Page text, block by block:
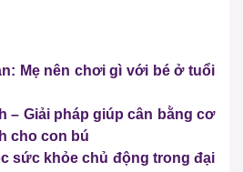
Mẹ nên chơi gì với bé ở tuổi
– Giải pháp giúp cân bằng cơ
cho con bú
sức khỏe chủ động trong đại